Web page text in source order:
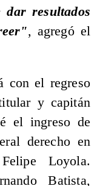
dar resultados
, agregó el
con el regreso
y capitán
el ingreso de
derecho en
Loyola.
Batista,